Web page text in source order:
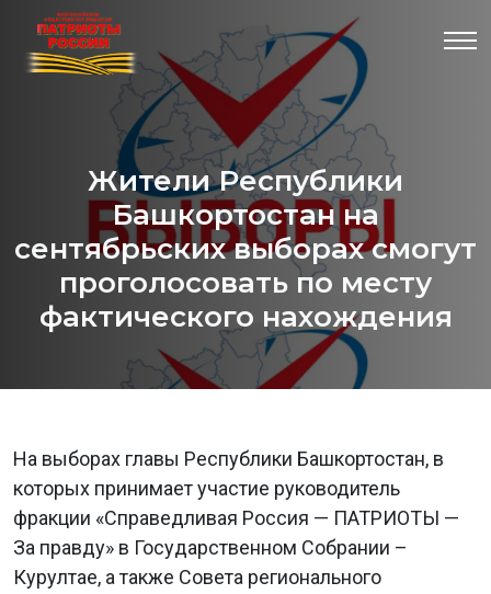
Жители Республики
Башкортостан на
сентябрьских выборах смогут
проголосовать по месту
фактического нахождения
На выборах главы Республики Башкортостан, в
которых принимает участие руководитель
фракции «Справедливая Россия — ПАТРИОТЫ —
За правду» в Государственном Собрании –
Курултае, а также Совета регионального